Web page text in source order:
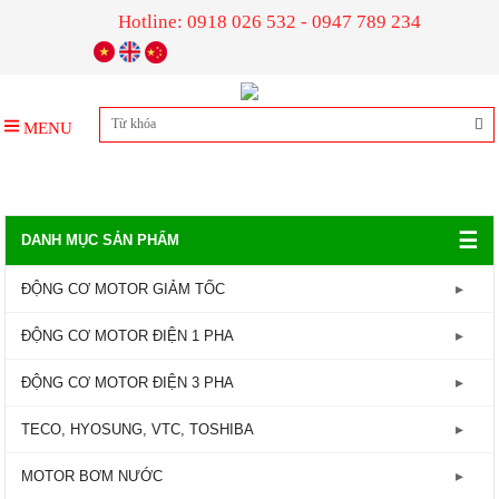
Hotline: 0918 026 532 - 0947 789 234
MENU
DANH MỤC SẢN PHẨM ☰
ĐỘNG CƠ MOTOR GIẢM TỐC
GIẢM TỐC TRỤC LIỀN
GIẢM TỐC ĐẦU TRÒN
GIẢM TỐC ĐẦU VUÔNG
GIẢM TỐC CỐT ÂM
ĐỘNG CƠ MOTOR ĐIỆN 1 PHA
Động Cơ Motor Điện 1 Pha - 1450RPM
Động Cơ Motor Điện 1 Pha - 2800RPM
ĐỘNG CƠ MOTOR ĐIỆN 3 PHA
Động Cơ Motor Điện 3 Pha - 960RPM
Động Cơ Motor Điện 3 Pha - 1450RPM
TECO, HYOSUNG, VTC, TOSHIBA
MOTOR TECO
MOTOR BƠM NƯỚC